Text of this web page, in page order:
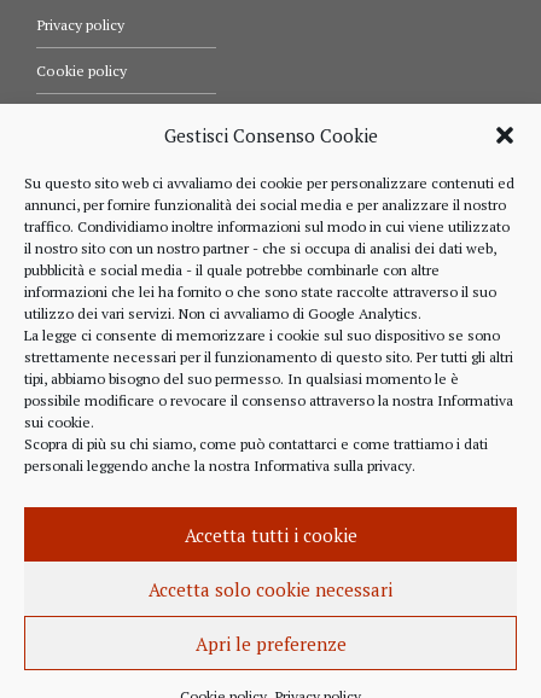
Gestisci Consenso Cookie
Su questo sito web ci avvaliamo dei cookie per personalizzare contenuti ed
annunci, per fornire funzionalità dei social media e per analizzare il nostro
traffico. Condividiamo inoltre informazioni sul modo in cui viene utilizzato
il nostro sito con un nostro partner - che si occupa di analisi dei dati web,
pubblicità e social media - il quale potrebbe combinarle con altre
informazioni che lei ha fornito o che sono state raccolte attraverso il suo
utilizzo dei vari servizi. Non ci avvaliamo di Google Analytics.
La legge ci consente di memorizzare i cookie sul suo dispositivo se sono
strettamente necessari per il funzionamento di questo sito. Per tutti gli altri
tipi, abbiamo bisogno del suo permesso. In qualsiasi momento le è
possibile modificare o revocare il consenso attraverso la nostra Informativa
sui cookie.
Scopra di più su chi siamo, come può contattarci e come trattiamo i dati
personali leggendo anche la nostra Informativa sulla privacy.
Accetta tutti i cookie
Accetta solo cookie necessari
Apri le preferenze
Privacy policy
Cookie policy
Comunicazioni
RIFERIMENTI
328 4643900
RZZ LRT 72M24 B111O